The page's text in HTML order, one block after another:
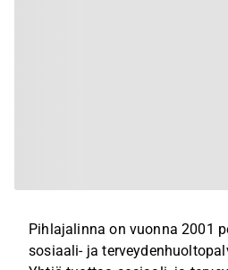
Pihlajalinna on vuonna 2001
sosiaali- ja